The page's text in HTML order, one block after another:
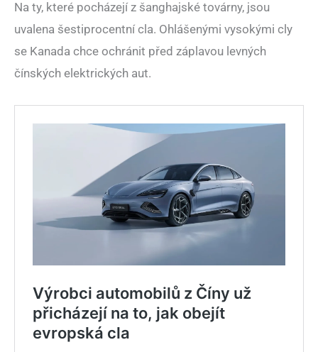
Na ty, které pocházejí z šanghajské továrny, jsou
uvalena šestiprocentní cla. Ohlášenými vysokými cly
se Kanada chce ochránit před záplavou levných
čínských elektrických aut.